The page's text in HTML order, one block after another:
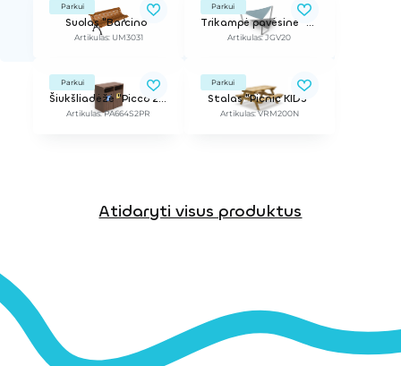
Parkui
Suolas "Barcino"
Artikulas: UM3031
Parkui
Trikampė pavėsinė "GeoVELA" 20 m²
Artikulas: JGV20
Parkui
Šiukšliadėžė "Picco 2 ReBnew", rūšiavimui
Artikulas: PA664S2PR
Parkui
Stalas "Picnic KIDS"
Artikulas: VRM200N
Atidaryti visus produktus